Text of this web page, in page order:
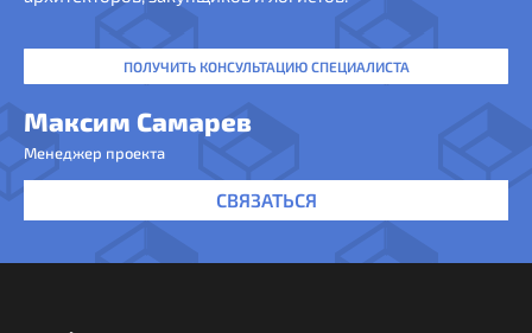
ПОЛУЧИТЬ КОНСУЛЬТАЦИЮ СПЕЦИАЛИСТА
Максим Самарев
Менеджер проекта
СВЯЗАТЬСЯ